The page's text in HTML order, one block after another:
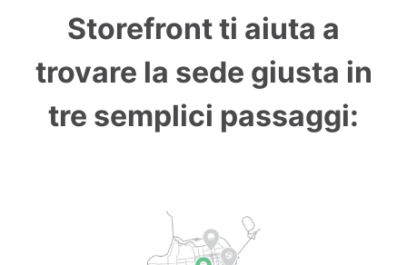
Storefront ti aiuta a
trovare la sede giusta in
tre semplici passaggi: